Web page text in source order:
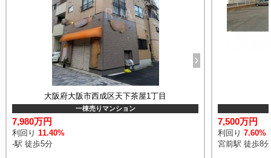
大阪府大阪市西成区天下茶屋1丁目
一棟売りマンション
7,980万円
利回り11.40%
-駅 徒歩5分
7,500万円
利回り 7.60%
宮前駅 徒歩8分